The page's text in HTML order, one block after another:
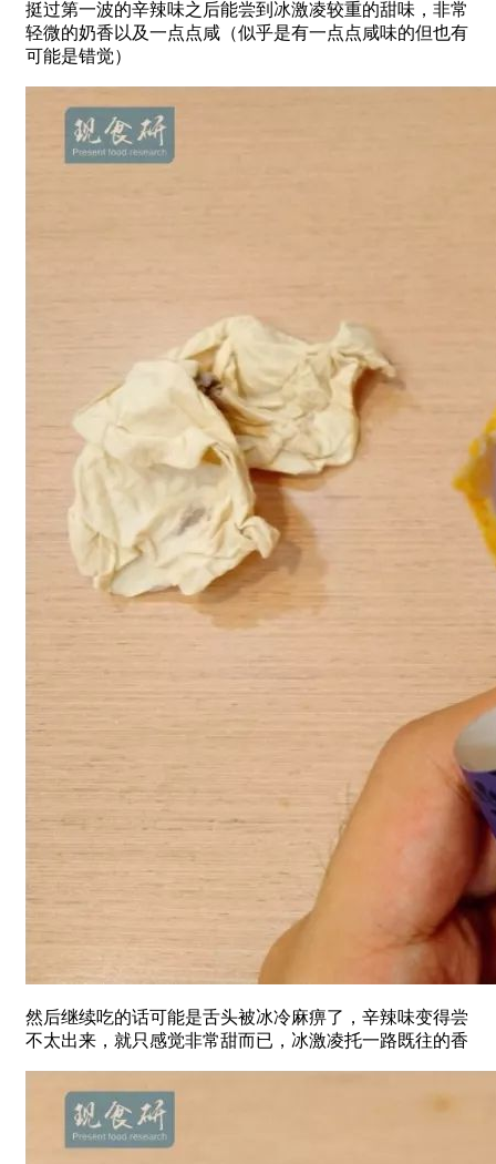
挺过第一波的辛辣味之后能尝到冰激凌较重的甜味，非常
轻微的奶香以及一点点咸（似乎是有一点点咸味的但也有
可能是错觉）
然后继续吃的话可能是舌头被冰冷麻痹了，辛辣味变得尝
不太出来，就只感觉非常甜而已，冰激凌托一路既往的香